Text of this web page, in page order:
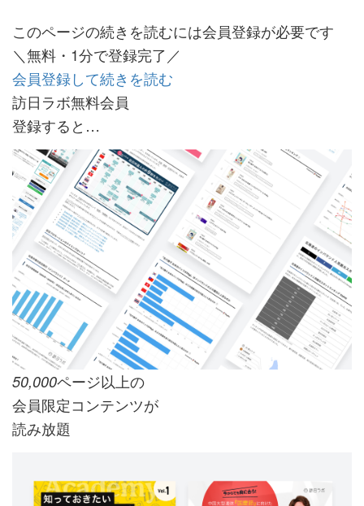
このページの続きを読むには会員登録が必要です
＼無料・1分で登録完了／
会員登録して続きを読む
訪日ラボ無料会員
登録すると…
50,000ページ以上の
会員限定コンテンツが
読み放題